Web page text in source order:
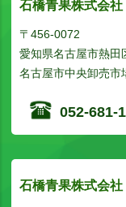
石橋青果株式会
〒456-0072
愛知県名古屋市熱田
名古屋市中央卸売市
052-681-
石橋青果株式会